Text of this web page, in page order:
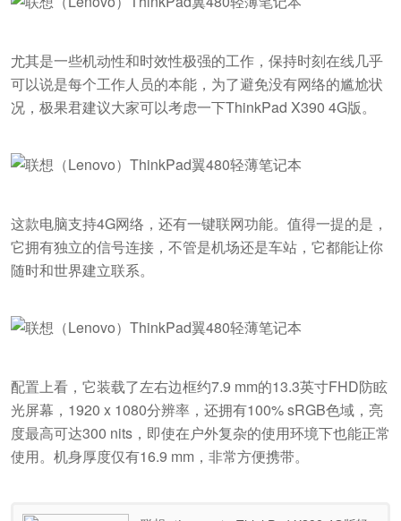
尤其是一些机动性和时效性极强的工作，保持时刻在线几乎
可以说是每个工作人员的本能，为了避免没有网络的尴尬状
况，极果君建议大家可以考虑一下ThinkPad X390 4G版。
这款电脑支持4G网络，还有一键联网功能。值得一提的是，
它拥有独立的信号连接，不管是机场还是车站，它都能让你
随时和世界建立联系。
配置上看，它装载了左右边框约7.9 mm的13.3英寸FHD防眩
光屏幕，1920 x 1080分辨率，还拥有100% sRGB色域，亮
度最高可达300 nits，即使在户外复杂的使用环境下也能正常
使用。机身厚度仅有16.9 mm，非常方便携带。